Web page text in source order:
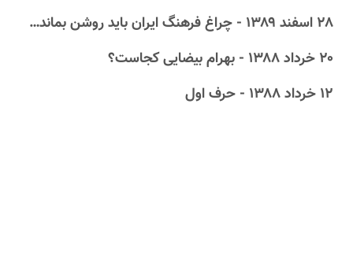
۲۸ اسفند ۱۳۸۹ - چراغ فرهنگ ایران باید روشن بماند…
۲۰ خرداد ۱۳۸۸ - بهرام بیضایی کجاست؟
۱۲ خرداد ۱۳۸۸ - حرف اول